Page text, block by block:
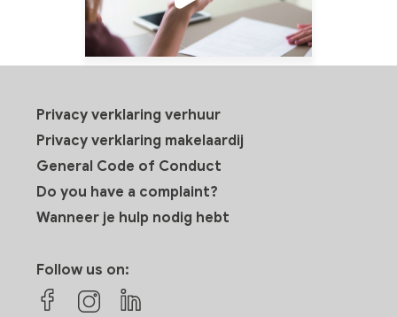
Privacy verklaring verhuur
Privacy verklaring makelaardij
General Code of Conduct
Do you have a complaint?
Wanneer je hulp nodig hebt
Follow us on: